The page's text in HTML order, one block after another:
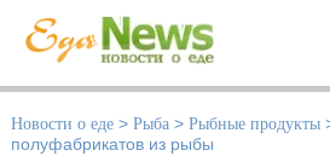
Новости о еде > Рыба > Рыбные продукты
полуфабрикатов из рыбы